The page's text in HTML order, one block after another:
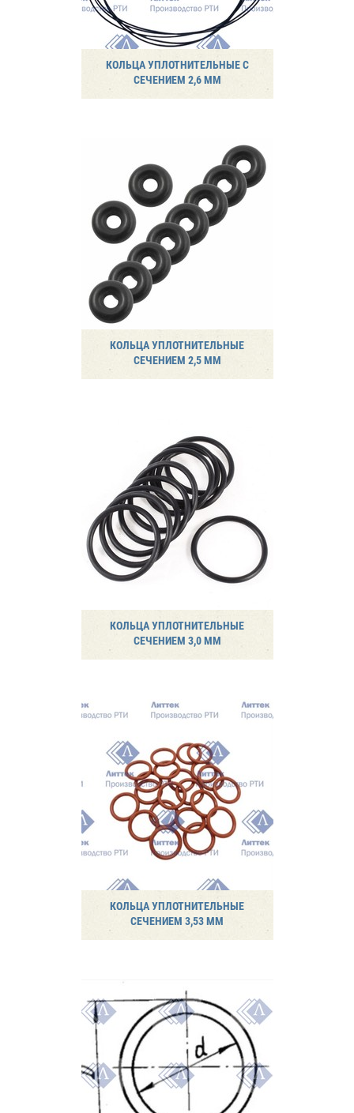
КОЛЬЦА УПЛОТНИТЕЛЬНЫЕ С
СЕЧЕНИЕМ 2,6 ММ
КОЛЬЦА УПЛОТНИТЕЛЬНЫЕ
СЕЧЕНИЕМ 2,5 ММ
КОЛЬЦА УПЛОТНИТЕЛЬНЫЕ
СЕЧЕНИЕМ 3,0 ММ
КОЛЬЦА УПЛОТНИТЕЛЬНЫЕ
СЕЧЕНИЕМ 3,53 ММ